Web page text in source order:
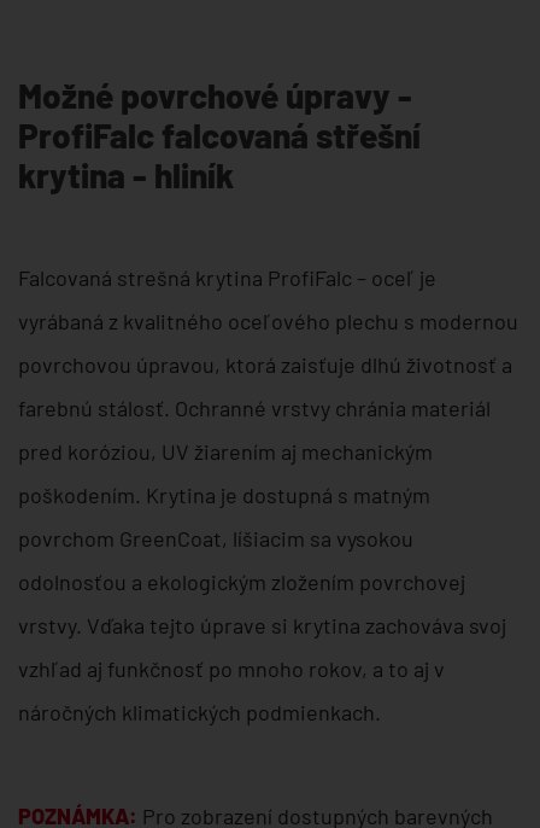
Možné povrchové úpravy -
ProfiFalc falcovaná střešní
krytina - hliník
Falcovaná strešná krytina ProfiFalc – oceľ je
vyrábaná z kvalitného oceľového plechu s modernou
povrchovou úpravou, ktorá zaisťuje dlhú životnosť a
farebnú stálosť. Ochranné vrstvy chránia materiál
pred koróziou, UV žiarením aj mechanickým
poškodením. Krytina je dostupná s matným
povrchom GreenCoat, líšiacim sa vysokou
odolnosťou a ekologickým zložením povrchovej
vrstvy. Vďaka tejto úprave si krytina zachováva svoj
vzhľad aj funkčnosť po mnoho rokov, a to aj v
náročných klimatických podmienkach.
POZNÁMKA: Pro zobrazení dostupných barevných